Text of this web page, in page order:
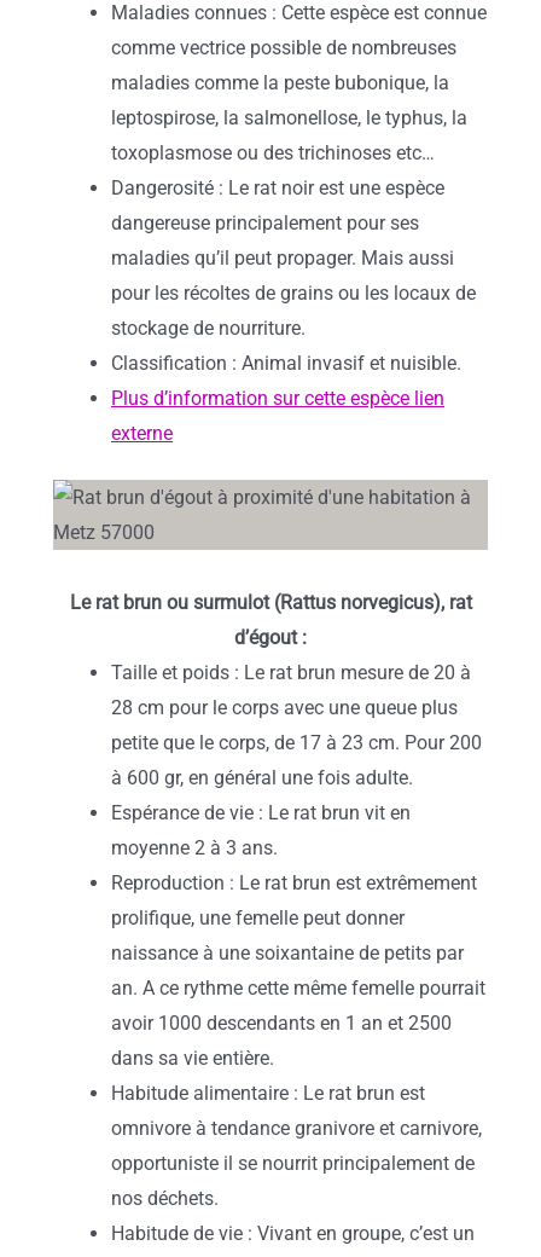
Maladies connues : Cette espèce est connue
comme vectrice possible de nombreuses
maladies comme la peste bubonique, la
leptospirose, la salmonellose, le typhus, la
toxoplasmose ou des trichinoses etc…
Dangerosité : Le rat noir est une espèce
dangereuse principalement pour ses
maladies qu’il peut propager. Mais aussi
pour les récoltes de grains ou les locaux de
stockage de nourriture.
Classification : Animal invasif et nuisible.
Plus d’information sur cette espèce lien
externe
Le rat brun ou surmulot (Rattus norvegicus), rat
d’égout :
Taille et poids : Le rat brun mesure de 20 à
28 cm pour le corps avec une queue plus
petite que le corps, de 17 à 23 cm. Pour 200
à 600 gr, en général une fois adulte.
Espérance de vie : Le rat brun vit en
moyenne 2 à 3 ans.
Reproduction : Le rat brun est extrêmement
prolifique, une femelle peut donner
naissance à une soixantaine de petits par
an. A ce rythme cette même femelle pourrait
avoir 1000 descendants en 1 an et 2500
dans sa vie entière.
Habitude alimentaire : Le rat brun est
omnivore à tendance granivore et carnivore,
opportuniste il se nourrit principalement de
nos déchets.
Habitude de vie : Vivant en groupe, c’est un